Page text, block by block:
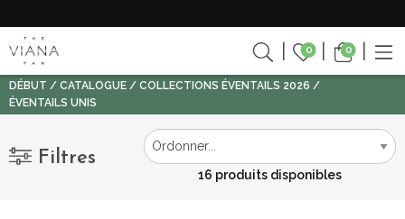
0 0
DÉBUT CATALOGUE
COLLECTIONS ÉVENTAILS 2026
ÉVENTAILS UNIS
Filtres
16 produits disponibles